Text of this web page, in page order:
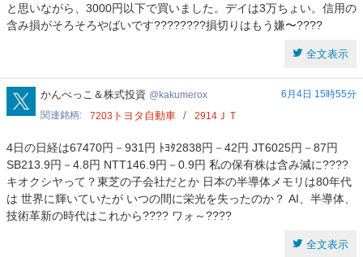
と思いながら、3000円以下で買いました。デイは3万ちょい。信用の
含み損がそろそろやばいです????????損切りはもう嫌〜????
全文表示
kakumerox
かんべっこ＆株式投資 kakumerox
6月4日 15時55分
関連銘柄
7203 トヨタ自動車 2914 ＪＴ
4日の日経は67470円－931円 ﾄﾖﾀ2838円－42円 JT6025円－87円
SB213.9円－4.8円 NTT146.9円－0.9円 私の保有株は含み減に????
キオクシヤって？東芝の子会社だとか 日本の半導体メモリは80年代
は 世界に輝いていたが いつの間に栄光を失ったのか？ AI、半導体、
技術革新の時代はこれから???? ワォ～????
全文表示